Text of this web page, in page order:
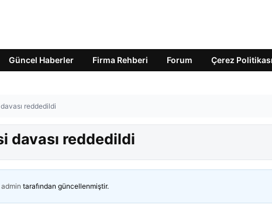
Güncel Haberler Firma Rehberi Forum Çerez Politikası
reddedildi
davası reddedildi
admin tarafından güncellenmiştir.